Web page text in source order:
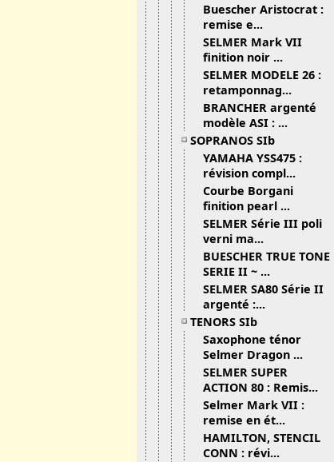
Buescher Aristocrat :
remise e...
SELMER Mark VII
finition noir ...
SELMER MODELE 26 :
retamponnag...
BRANCHER argenté
modèle ASI : ...
SOPRANOS SIb
YAMAHA YSS475 :
révision compl...
Courbe Borgani
finition pearl ...
SELMER Série III poli
verni ma...
BUESCHER TRUE TONE
SERIE II ~ ...
SELMER SA80 Série II
argenté :...
TENORS SIb
Saxophone ténor
Selmer Dragon ...
SELMER SUPER
ACTION 80 : Remis...
Selmer Mark VII :
remise en ét...
HAMILTON, STENCIL
CONN : révi...